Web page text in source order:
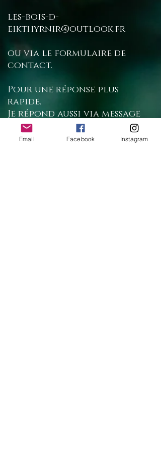
les-bois-d-
eikthyrnir@outlook.fr
ou via le formulaire de
contact.
Pour une réponse plus
rapide.
Je répond aussi via message
privé sur ma page FB et Insta
Email Facebook Instagram